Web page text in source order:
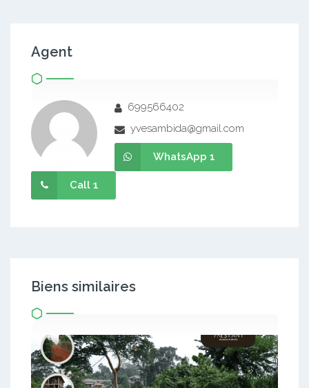
Agent
699566402
yvesambida@gmail.com
WhatsApp 1
Call 1
Biens similaires